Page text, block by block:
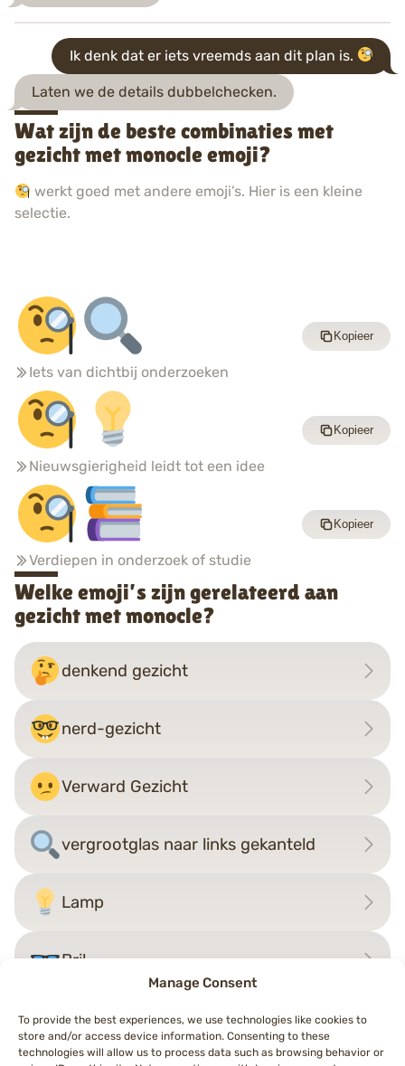
Manage Consent
To provide the best experiences, we use technologies like cookies to
store and/or access device information. Consenting to these
technologies will allow us to process data such as browsing behavior or
Ik denk dat er iets vreemds aan dit plan is.
Laten we de details dubbelchecken.
Wat zijn de beste combinaties met
gezicht met monocle emoji?
werkt goed met andere emoji’s. Hier is een kleine
selectie.
Iets van dichtbij onderzoeken
Kopieer
Nieuwsgierigheid leidt tot een idee
Kopieer
Verdiepen in onderzoek of studie
Kopieer
Welke emoji’s zijn gerelateerd aan
gezicht met monocle?
denkend gezicht
nerd-gezicht
Verward Gezicht
vergrootglas naar links gekanteld
Lamp
Bril
Bericht
←doof persoonboer/boerin→